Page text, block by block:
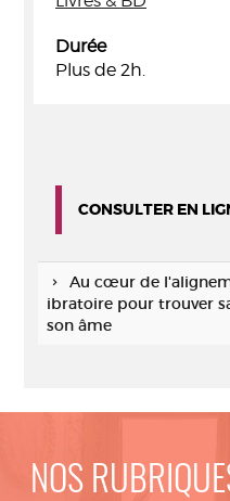
Durée
Plus de 2h.
CONSULTER EN
Au cœur de
ibratoire pour trouver
son âme
NOS